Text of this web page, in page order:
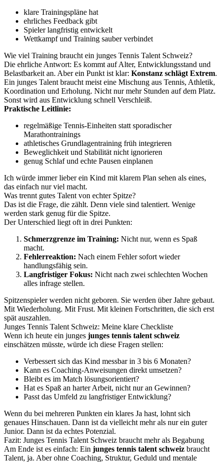
klare Trainingspläne hat
ehrliches Feedback gibt
Spieler langfristig entwickelt
Wettkampf und Training sauber verbindet
Wie viel Training braucht ein junges Tennis Talent Schweiz?
Die ehrliche Antwort: Es kommt auf Alter, Entwicklungsstand und
Belastbarkeit an. Aber ein Punkt ist klar: Konstanz schlägt Extrem.
Ein junges Talent braucht meist eine Mischung aus Tennis, Athletik,
Koordination und Erholung. Nicht nur mehr Stunden auf dem Platz.
Sonst wird aus Entwicklung schnell Verschleiß.
Praktische Leitlinie:
regelmäßige Tennis-Einheiten statt sporadischer
Marathontrainings
athletisches Grundlagentraining früh integrieren
Beweglichkeit und Stabilität nicht ignorieren
genug Schlaf und echte Pausen einplanen
Ich würde immer lieber ein Kind mit klarem Plan sehen als eines,
das einfach nur viel macht.
Was trennt gutes Talent von echter Spitze?
Das ist die Frage, die zählt. Denn viele sind talentiert. Wenige
werden stark genug für die Spitze.
Der Unterschied liegt oft in drei Punkten:
Schmerzgrenze im Training: Nicht nur, wenn es Spaß
macht.
Fehlerreaktion: Nach einem Fehler sofort wieder
handlungsfähig sein.
Langfristiger Fokus: Nicht nach zwei schlechten Wochen
alles infrage stellen.
Spitzenspieler werden nicht geboren. Sie werden über Jahre gebaut.
Mit Wiederholung. Mit Frust. Mit kleinen Fortschritten, die sich erst
spät auszahlen.
Junges Tennis Talent Schweiz: Meine klare Checkliste
Wenn ich heute ein junges junges tennis talent schweiz
einschätzen müsste, würde ich diese Fragen stellen:
Verbessert sich das Kind messbar in 3 bis 6 Monaten?
Kann es Coaching-Anweisungen direkt umsetzen?
Bleibt es im Match lösungsorientiert?
Hat es Spaß an harter Arbeit, nicht nur an Gewinnen?
Passt das Umfeld zu langfristiger Entwicklung?
Wenn du bei mehreren Punkten ein klares Ja hast, lohnt sich
genaues Hinschauen. Dann ist da vielleicht mehr als nur ein guter
Junior. Dann ist da echtes Potenzial.
Fazit: Junges Tennis Talent Schweiz braucht mehr als Begabung
Am Ende ist es einfach: Ein junges tennis talent schweiz braucht
Talent, ja. Aber ohne Coaching, Struktur, Geduld und mentale